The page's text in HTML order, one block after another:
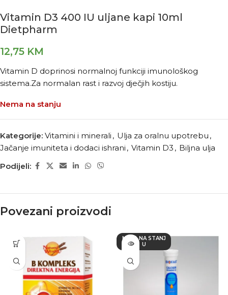
Vitamin D3 400 IU uljane kapi 10ml
Dietpharm
12,75 KM
Vitamin D doprinosi normalnoj funkciji imunološkog
sistema.Za normalan rast i razvoj dječjih kostiju.
Nema na stanju
Kategorije: Vitamini i minerali , Ulja za oralnu upotrebu ,
Jačanje imuniteta i dodaci ishrani , Vitamin D3 , Biljna ulja
Podijeli:
Povezani proizvodi
NEMA NA STANJ
U